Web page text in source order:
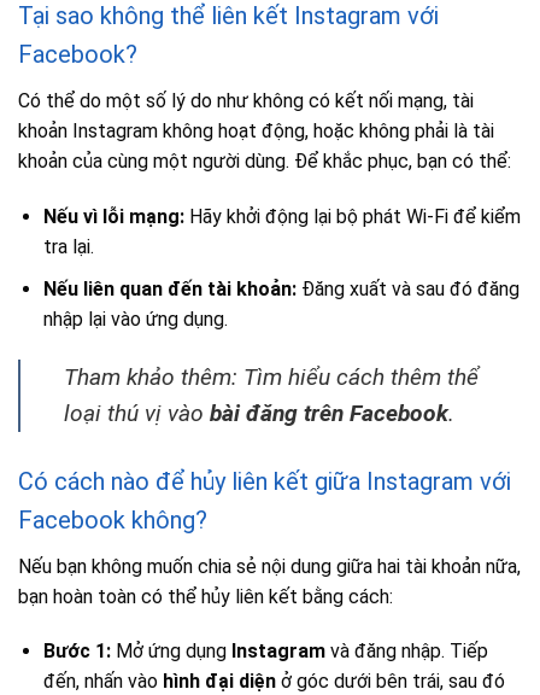
Tại sao không thể liên kết Instagram với
Facebook?
Có thể do một số lý do như không có kết nối mạng, tài
khoản Instagram không hoạt động, hoặc không phải là tài
khoản của cùng một người dùng. Để khắc phục, bạn có thể:
Nếu vì lỗi mạng:Hãy khởi động lại bộ phát Wi-Fi để kiểm
tra lại.
Nếu liên quan đến tài khoản:Đăng xuất và sau đó đăng
nhập lại vào ứng dụng.
Tham khảo thêm: Tìm hiểu cách thêm thể
loại thú vị vào bài đăng trên Facebook.
Có cách nào để hủy liên kết giữa Instagram với
Facebook không?
Nếu bạn không muốn chia sẻ nội dung giữa hai tài khoản nữa,
bạn hoàn toàn có thể hủy liên kết bằng cách:
Bước 1:Mở ứng dụng Instagramvà đăng nhập. Tiếp
đến, nhấn vào hình đại diệnở góc dưới bên trái, sau đó